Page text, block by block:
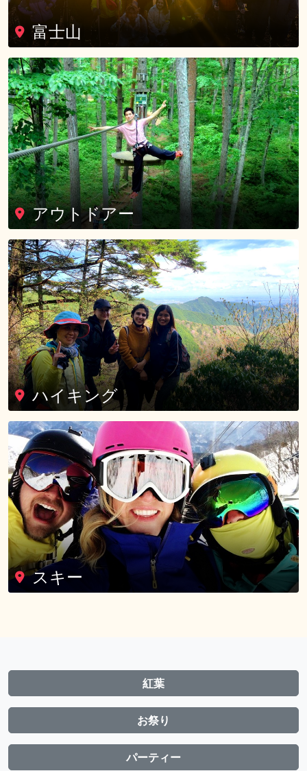
富士山
アウトドアー
ハイキング
スキー
紅葉
お祭り
パーティー